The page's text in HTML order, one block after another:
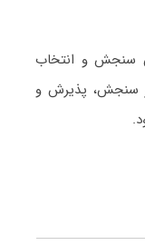
سنجش و انتخاب
سنجش، پذیرش و